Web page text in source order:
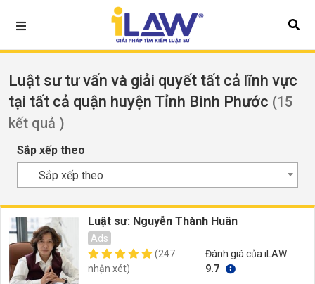
Luật sư tư vấn và giải quyết tất cả lĩnh vực
tại tất cả quận huyện Tỉnh Bình Phước (15
kết quả )
Sắp xếp theo
Sắp xếp theo
Luật sư: Nguyễn Thành Huân
Ads
(247
nhận xét)
Đánh giá của iLAW:
9.7